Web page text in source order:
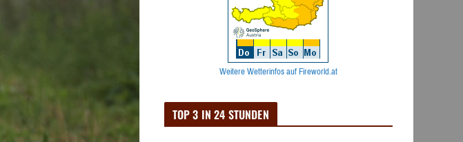
Weitere Wetterinfos auf Fireworld.at
TOP 3 IN 24 STUNDEN